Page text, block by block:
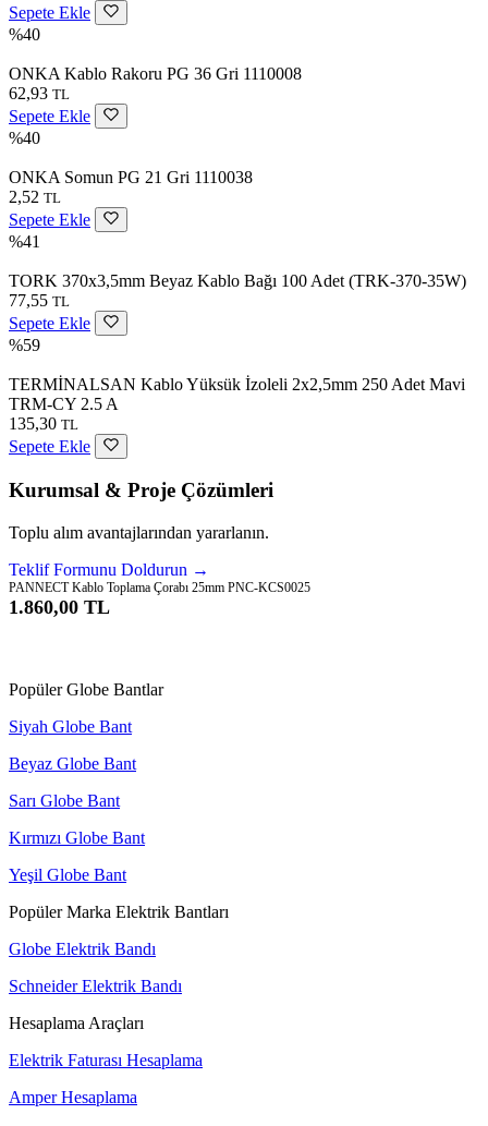
Sepete Ekle
%40
ONKA Kablo Rakoru PG 36 Gri 1110008
62,93 TL
Sepete Ekle
%40
ONKA Somun PG 21 Gri 1110038
2,52 TL
Sepete Ekle
%41
TORK 370x3,5mm Beyaz Kablo Bağı 100 Adet (TRK-370-35W)
77,55 TL
Sepete Ekle
%59
TERMİNALSAN Kablo Yüksük İzoleli 2x2,5mm 250 Adet Mavi
TRM-CY 2.5 A
135,30 TL
Sepete Ekle
Kurumsal & Proje Çözümleri
Toplu alım avantajlarından yararlanın.
Teklif Formunu Doldurun →
PANNECT Kablo Toplama Çorabı 25mm PNC-KCS0025
1.860,00 TL
Popüler Globe Bantlar
Siyah Globe Bant
Beyaz Globe Bant
Sarı Globe Bant
Kırmızı Globe Bant
Yeşil Globe Bant
Popüler Marka Elektrik Bantları
Globe Elektrik Bandı
Schneider Elektrik Bandı
Hesaplama Araçları
Elektrik Faturası Hesaplama
Amper Hesaplama